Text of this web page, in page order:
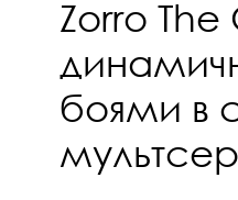
Zorro
боями в